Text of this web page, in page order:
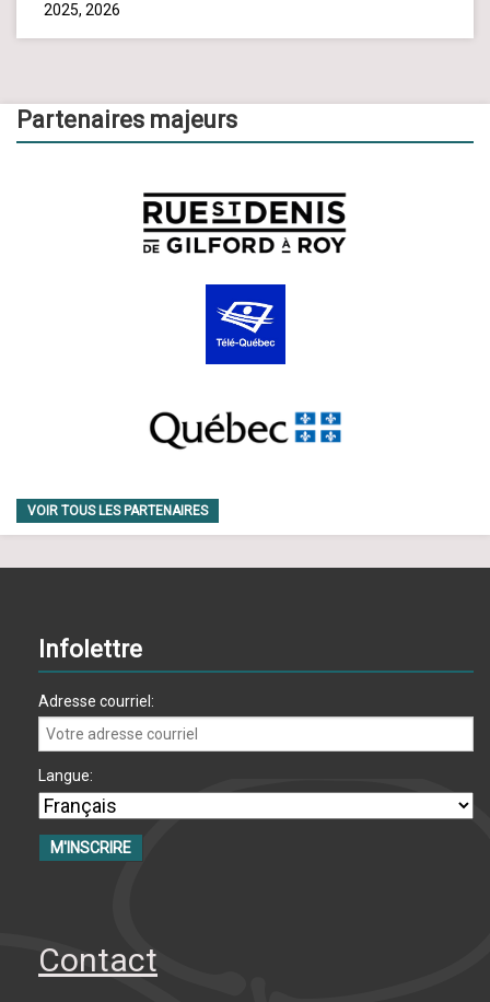
2025, 2026
Partenaires majeurs
VOIR TOUS LES PARTENAIRES
Infolettre
Adresse courriel:
Langue:
Contact